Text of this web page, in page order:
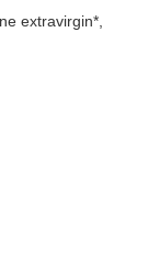
extravirgin*,